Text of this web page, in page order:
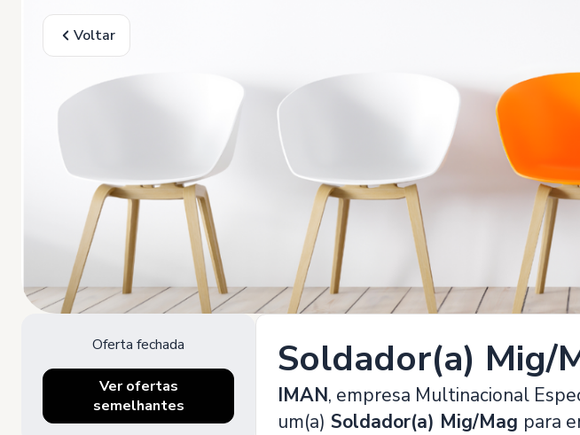
Voltar
Oferta fechada
Ver ofertas
semelhantes
Soldador(a) Mig/
IMAN, empresa Multinacional
um(a) Soldador(a) Mig/Mag para